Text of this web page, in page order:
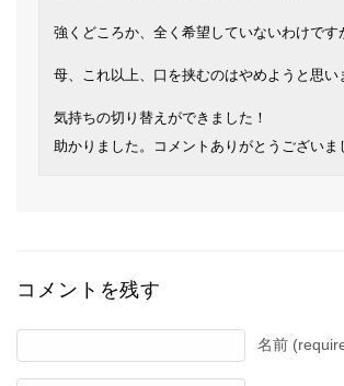
強くどころか、全く希望していないわけです
母、これ以上、口を挟むのはやめようと思い
気持ちの切り替えができました！
助かりました。コメントありがとうございま
コメントを残す
名前